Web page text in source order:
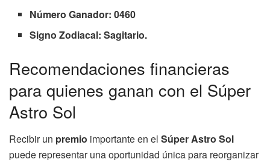
Número Ganador: 0460
Signo Zodiacal: Sagitario.
Recomendaciones financieras
para quienes ganan con el Súper
Astro Sol
Recibir un premio importante en el Súper Astro Sol
puede representar una oportunidad única para reorganizar